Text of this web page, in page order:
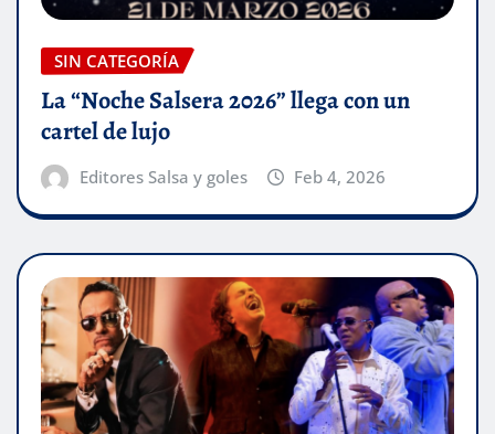
SIN CATEGORÍA
La “Noche Salsera 2026” llega con un
cartel de lujo
Editores Salsa y goles Feb 4, 2026